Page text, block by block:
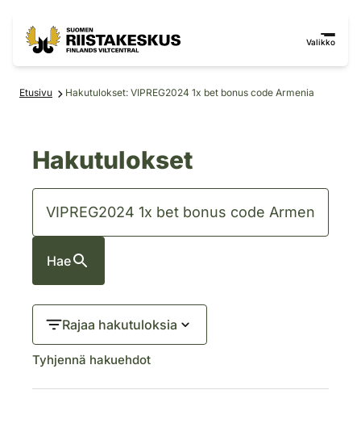
Valikko
Etusivu Hakutulokset: VIPREG2024 1x bet bonus code Armenia
Hakutulokset
Hae
Rajaa hakutuloksia
Tyhjennä hakuehdot